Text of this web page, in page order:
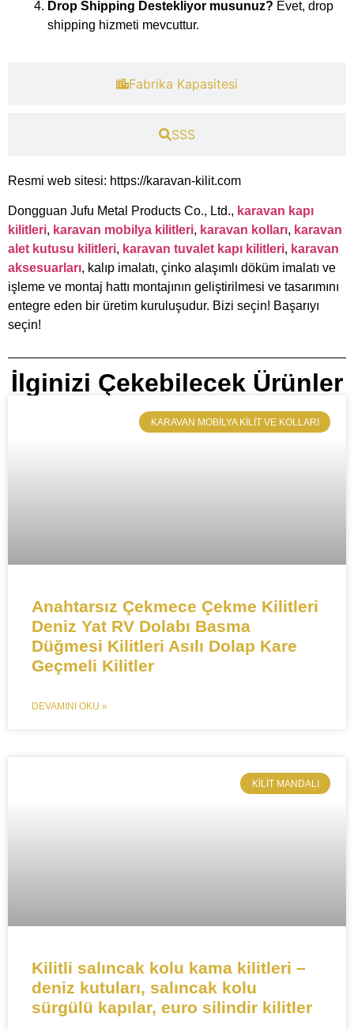
​Fabrika Kapasitesi​
​SSS
Drop Shipping Destekliyor musunuz? Evet, drop
shipping hizmeti mevcuttur.
Resmi web sitesi: https://karavan-kilit.com
Dongguan Jufu Metal Products Co., Ltd., karavan kapı
kilitleri, karavan mobilya kilitleri, karavan kolları, karavan
alet kutusu kilitleri, karavan tuvalet kapı kilitleri, karavan
aksesuarları, kalıp imalatı, çinko alaşımlı döküm imalatı ve
işleme ve montaj hattı montajının geliştirilmesi ve tasarımını
entegre eden bir üretim kuruluşudur. Bizi seçin! Başarıyı
seçin!
İlginizi Çekebilecek Ürünler
​KARAVAN MOBILYA KILIT VE KOLLARI
Anahtarsız Çekmece Çekme Kilitleri
Deniz Yat RV Dolabı Basma
Düğmesi Kilitleri Asılı Dolap Kare
Geçmeli Kilitler
DEVAMINI OKU »
KILIT MANDALI​
Kilitli salıncak kolu kama kilitleri –
deniz kutuları, salıncak kolu
sürgülü kapılar, euro silindir kilitler